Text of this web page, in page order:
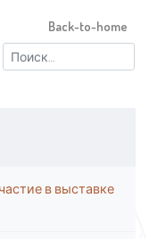
Найти:
Back-to-home
в выставке